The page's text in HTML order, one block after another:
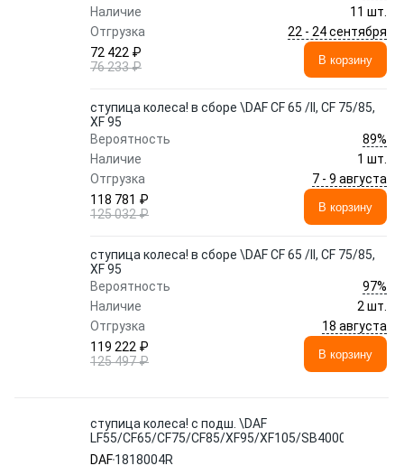
Наличие
11 шт.
Отгрузка
22 - 24 сентября
72 422 ₽
76 233 ₽
В корзину
ступица колеса! в сборе \DAF CF 65 /II, CF 75/85,
XF 95
Вероятность
89%
Наличие
1 шт.
Отгрузка
7 - 9 августа
118 781 ₽
125 032 ₽
В корзину
ступица колеса! в сборе \DAF CF 65 /II, CF 75/85,
XF 95
Вероятность
97%
Наличие
2 шт.
Отгрузка
18 августа
119 222 ₽
125 497 ₽
В корзину
ступица колеса! с подш. \DAF
LF55/CF65/CF75/CF85/XF95/XF105/SB4000
DAF1818004R